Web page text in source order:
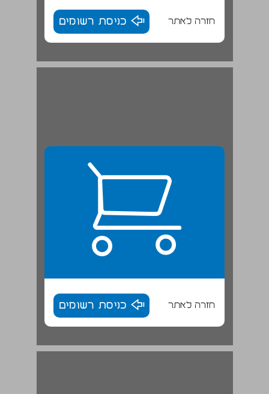
חזרה לאתר כניסת רשומים
חזרה לאתר כניסת רשומים